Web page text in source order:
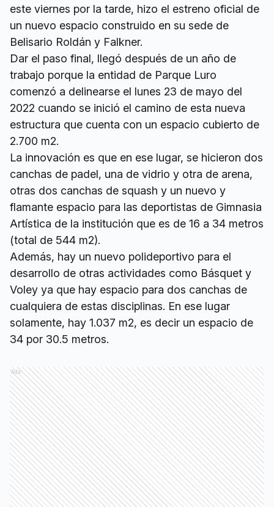
este viernes por la tarde, hizo el estreno oficial de
un nuevo espacio construido en su sede de
Belisario Roldán y Falkner.
Dar el paso final, llegó después de un año de
trabajo porque la entidad de Parque Luro
comenzó a delinearse el lunes 23 de mayo del
2022 cuando se inició el camino de esta nueva
estructura que cuenta con un espacio cubierto de
2.700 m2.
La innovación es que en ese lugar, se hicieron dos
canchas de padel, una de vidrio y otra de arena,
otras dos canchas de squash y un nuevo y
flamante espacio para las deportistas de Gimnasia
Artística de la institución que es de 16 a 34 metros
(total de 544 m2).
Además, hay un nuevo polideportivo para el
desarrollo de otras actividades como Básquet y
Voley ya que hay espacio para dos canchas de
cualquiera de estas disciplinas. En ese lugar
solamente, hay 1.037 m2, es decir un espacio de
34 por 30.5 metros.
Ads